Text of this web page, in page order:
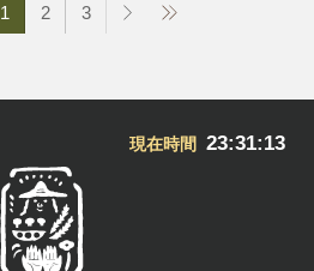
1 2 3
現在時間 23:31:14